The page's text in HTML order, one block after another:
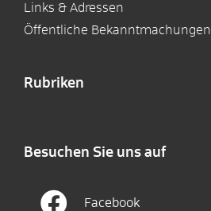
Links & Adressen
Öffentliche Bekanntmachungen
Rubriken
Besuchen Sie uns auf
Facebook